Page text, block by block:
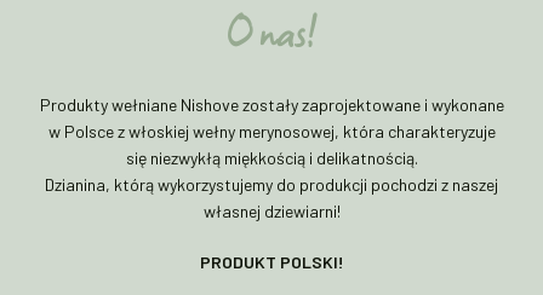
O nas!
Produkty wełniane Nishove zostały zaprojektowane i wykonane
w Polsce z włoskiej wełny merynosowej, która charakteryzuje
się niezwykłą miękkością i delikatnością.
Dzianina, którą wykorzystujemy do produkcji pochodzi z naszej
własnej dziewiarni!
PRODUKT POLSKI!